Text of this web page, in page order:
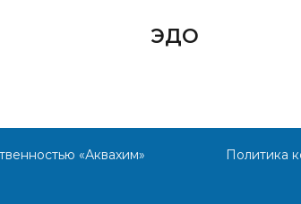
ЭДО
«Аквахим»
Политика